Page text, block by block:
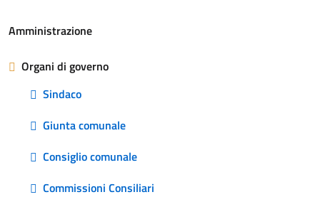
Amministrazione
Organi di governo
Sindaco
Giunta comunale
Consiglio comunale
Commissioni Consiliari